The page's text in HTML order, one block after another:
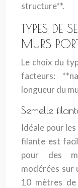
structure**.
TYPES DE
MURS
Le choix du
facteurs:
longueur du
Semelle
Idéale pour
filante est
pour des
modérées sur
10 mètres de